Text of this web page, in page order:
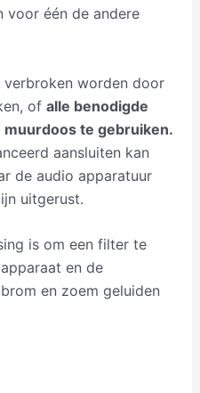
voor één de andere
verbroken worden door
of alle benodigde
te gebruiken.
aansluiten kan
de audio apparatuur
uitgerust.
is om een filter te
en de
en zoem geluiden